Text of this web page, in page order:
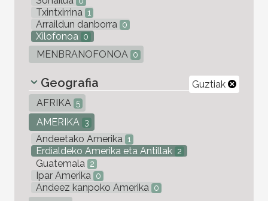
Txintxirrina 1
Arraildun danborra 0
Xilofonoa 0
MENBRANOFONOA 0
Guztiak
Geografia
AFRIKA 5
AMERIKA 3
Andeetako Amerika 1
Erdialdeko Amerika eta Antillak 2
Guatemala 2
Ipar Amerika 0
Andeez kanpoko Amerika 0